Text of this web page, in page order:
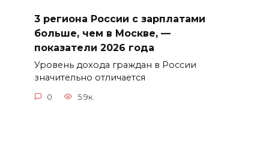
3 региона России с зарплатами
больше, чем в Москве, —
показатели 2026 года
Уровень дохода граждан в России
значительно отличается
0 5.9к.